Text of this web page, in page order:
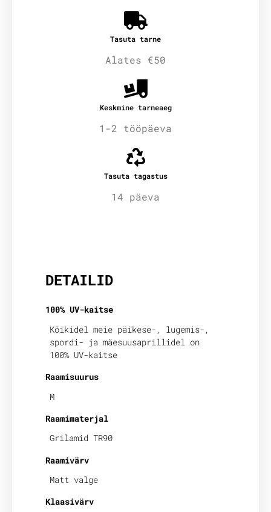
Tasuta tarne
Alates €50
Keskmine tarneaeg
1-2 tööpäeva
Tasuta tagastus
14 päeva
DETAILID
100% UV-kaitse
Kõikidel meie päikese-, lugemis-,
spordi- ja mäesuusaprillidel on
100% UV-kaitse
Raamisuurus
M
Raamimaterjal
Grilamid TR90
Raamivärv
Matt valge
Klaasivärv